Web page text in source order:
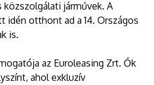
járművek. A
idén otthont ad a 14. Országos
is.
az Euroleasing Zrt. Ők
ahol exkluzív